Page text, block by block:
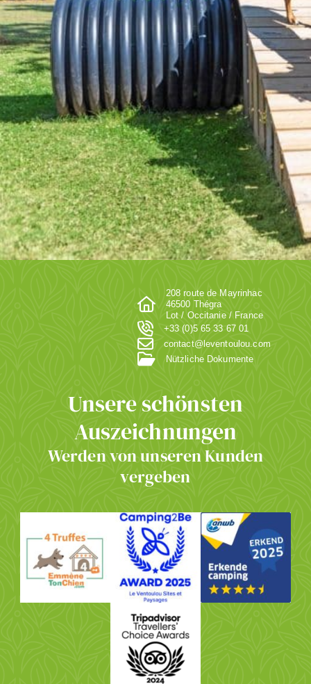
208 route de Mayrinhac
46500 Thégra
Lot / Occitanie / France
+33 (0)5 65 33 67 01
contact@leventoulou.com
Nützliche Dokumente
Unsere schönsten
Auszeichnungen
Werden von unseren Kunden
vergeben